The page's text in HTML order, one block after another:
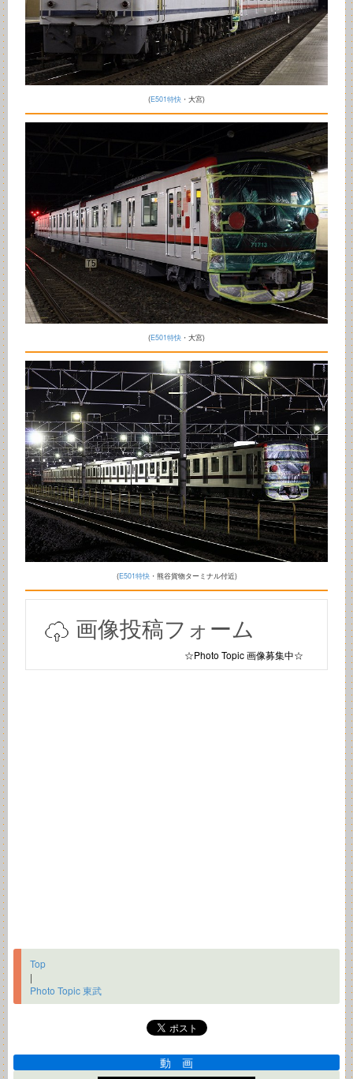
(E501特快 ・大宮)
(E501特快 ・大宮)
(E501特快・熊谷貨物ターミナル付近)
画像投稿フォーム
☆Photo Topic 画像募集中☆
Top
|
Photo Topic 東武
動 画